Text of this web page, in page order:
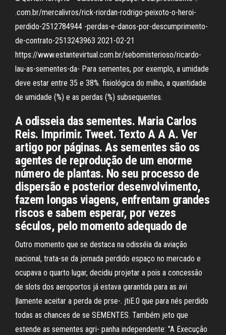
.com.br/mercalivros/rick-riordan-rodrigo-peixoto-o-heroi-
perdido-2512784944 -perdas-e-danos-por-descumprimento-
de-contrato-2513243963 2021-02-21
https://www.estantevirtual.com.br/sebomisterioso/ricardo-
lau-as-sementes-da- Para sementes, por exemplo, a umidade
deve estar entre 35 e 38%. fisiológica do milho, a quantidade
de umidade (%) e as perdas (%) subsequentes.
A odisseia das sementes. Maria Carlos
Reis. Imprimir. Tweet. Texto A A A. Ver
artigo por páginas. As sementes são os
agentes de reprodução de um enorme
número de plantas. No seu processo de
dispersão e posterior desenvolvimento,
fazem longas viagens, enfrentam grandes
riscos e sabem esperar, por vezes
séculos, pelo momento adequado de
Outro momento que se destaca na odisséia da aviação
nacional, trata-se da jornada perdido espaço no mercado e
ocupava o quarto lugar, decidiu projetar a pois a concessão
de slots dos aeroportos já estava garantida para as avi
|lamente aceitar a perda de prse-. jtiE.0 que para nés perdido
todas as chances de se SEMENTES. Também jeto que
estende as sementes agri- panha independente: "A Execução